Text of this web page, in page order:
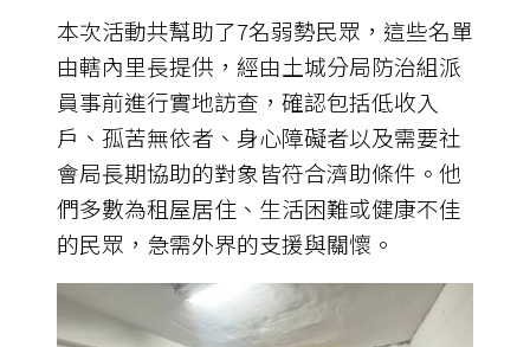
本次活動共幫助了7名弱勢民眾，這些名單
由轄內里長提供，經由土城分局防治組派
員事前進行實地訪查，確認包括低收入
戶、孤苦無依者、身心障礙者以及需要社
會局長期協助的對象皆符合濟助條件。他
們多數為租屋居住、生活困難或健康不佳
的民眾，急需外界的支援與關懷。